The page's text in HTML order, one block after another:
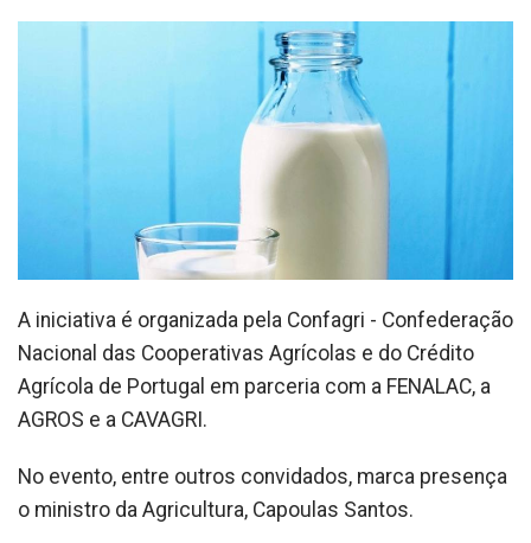
A iniciativa é organizada pela Confagri - Confederação
Nacional das Cooperativas Agrícolas e do Crédito
Agrícola de Portugal em parceria com a FENALAC, a
AGROS e a CAVAGRI.
No evento, entre outros convidados, marca presença
o ministro da Agricultura, Capoulas Santos.